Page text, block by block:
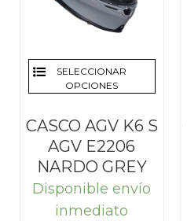
SELECCIONAR
OPCIONES
CASCO AGV K6 S
AGV E2206
NARDO GREY
Disponible envío
inmediato